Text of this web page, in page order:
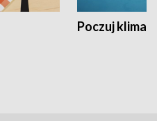
Poczuj klimat